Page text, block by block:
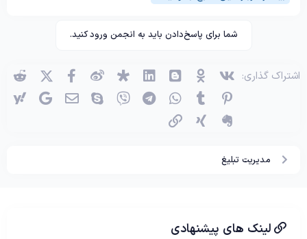
شما برای پاسخ‌دادن باید به انجمن ورود کنید.
اشتراک گذاری: وی‌کی اوکی (OK) بلاگر لینکدین دیاسپورا ویبو فیسبوک
X (توئیتر)
پینترست Tumblr واتساپ تلگرام وایبر اسکایپ ایمیل گوگل
اِورنُت
زینگ
مدیریت تبلیغ
لینک های پیشنهادی